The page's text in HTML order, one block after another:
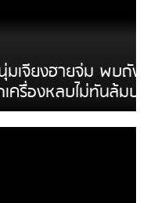
มตกกลางถนน
บ